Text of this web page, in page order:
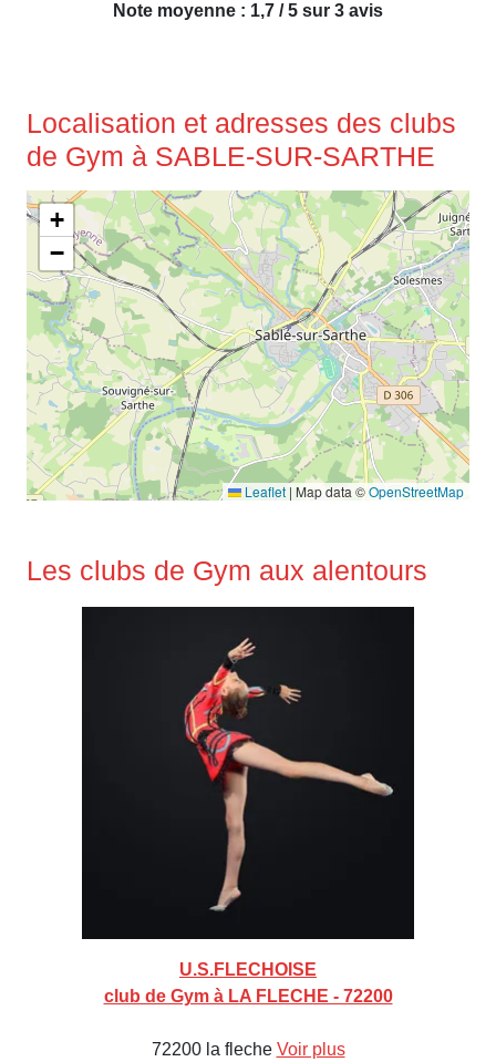
Note moyenne : 1,7 / 5 sur 3 avis
Localisation et adresses des clubs
de Gym à SABLE-SUR-SARTHE
+
−
Leaflet | Map data ©OpenStreetMap
Les clubs de Gym aux alentours
U.S.FLECHOISE
club de Gym à LA FLECHE - 72200
72200 la fleche Voir plus